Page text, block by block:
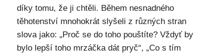
díky tomu, že ji chtěli. Během nesnadného
těhotenství mnohokrát slyšeli z různých stran
slova jako: „Proč se do toho pouštíte? Vždyť by
bylo lepší toho mrzáčka dát pryč“, „Co s tím